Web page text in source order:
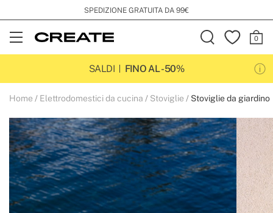
SPEDIZIONE GRATUITA DA 99€
Open
Menu
SALDI
FINO AL -50%
Home Elettrodomestici da cucina Stoviglie Stoviglie da giardino